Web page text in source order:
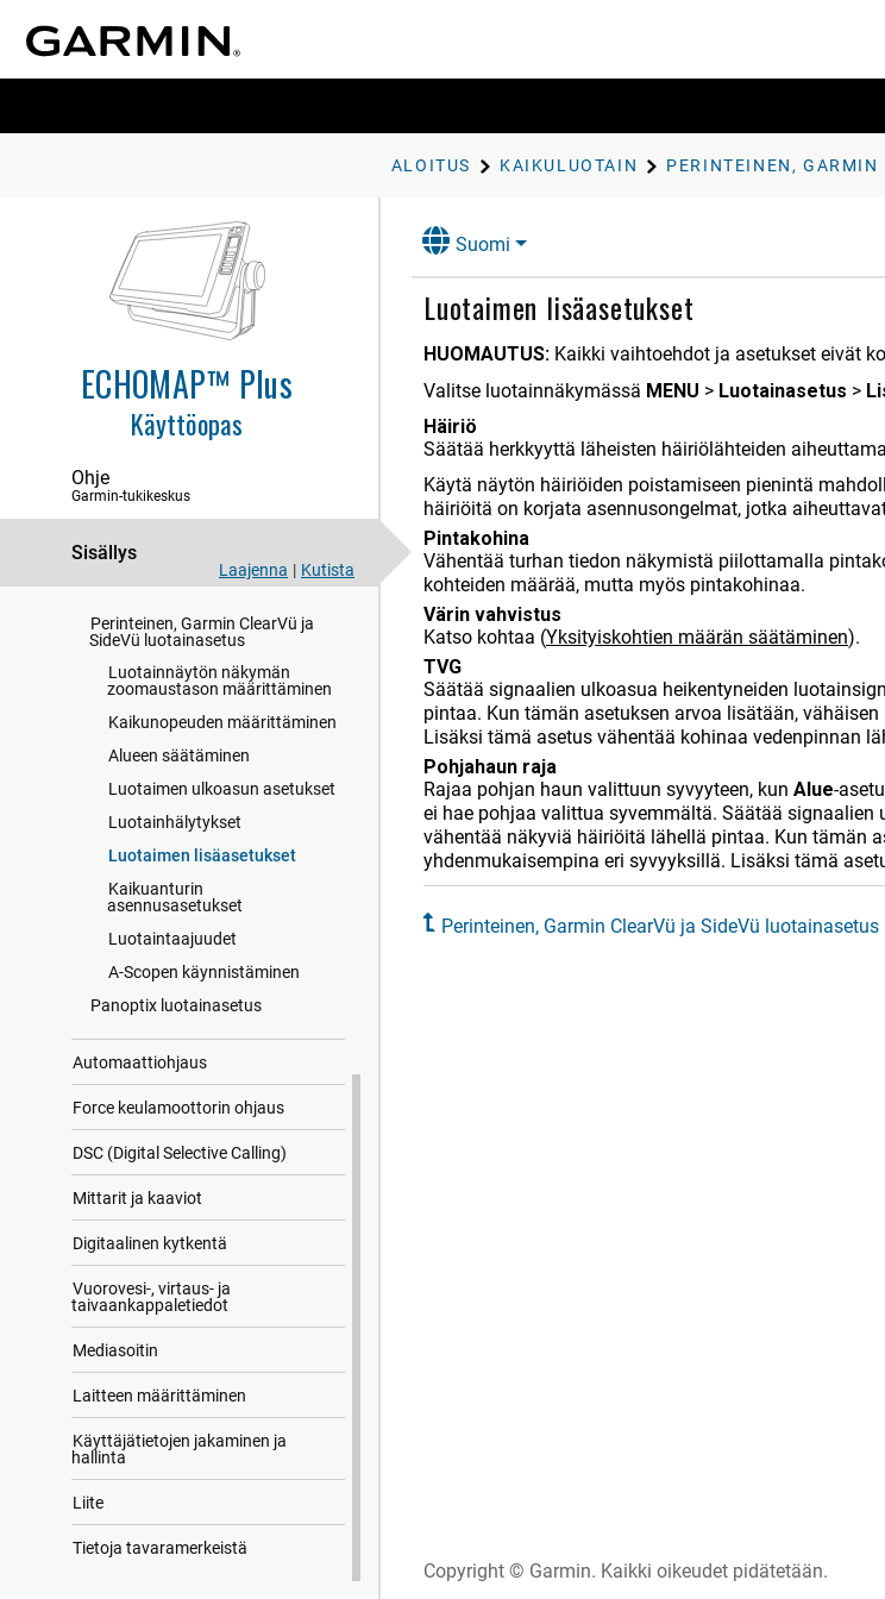
ALOITUS KAIKULUOTAIN
ECHOMAP™ Plus
Käyttöopas
Ohje
Garmin-tukikeskus
Sisällys
Laajenna | Kutista
Kaikuluotain
Garmin SideVü luotainnäkymä
Panoptix luotainnäkymät
Kaikuanturin tyypin valitseminen
Luotainlähteen valitseminen
luotainnäytössä
määrittäminen
Luotaimen jakaminen
Yksityiskohtien määrän
Värien voimakkuuden
säätäminen
Perinteinen, Garmin ClearVü ja
SideVü luotainasetus
Luotainnäytön näkymän
zoomaustason määrittäminen
Kaikunopeuden määrittäminen
Alueen säätäminen
Luotaimen ulkoasun asetukset
Luotainhälytykset
Luotaimen lisäasetukset
Kaikuanturin
asennusasetukset
Luotaintaajuudet
A-Scopen käynnistäminen
Panoptix luotainasetus
Automaattiohjaus
Force keulamoottorin ohjaus
DSC (Digital Selective Calling)
Mittarit ja kaaviot
Digitaalinen kytkentä
Vuorovesi-, virtaus- ja
taivaankappaletiedot
Mediasoitin
Laitteen määrittäminen
Käyttäjätietojen jakaminen ja
hallinta
Liite
Tietoja tavaramerkeistä
Suomi
Luotaimen lisäasetukset
HUOMAUTUS: Kaikki vaihtoehdot ja asetukset eivät
Valitse luotainnäkymässä MENU > Luotainasetus >
Häiriö
Säätää herkkyyttä läheisten häiriölähteiden
Käytä näytön häiriöiden poistamiseen pienintä
häiriöitä on korjata asennusongelmat, jotka
Pintakohina
Vähentää turhan tiedon näkymistä piilottamalla
kohteiden määrää, mutta myös pintakohinaa.
Värin vahvistus
Katso kohtaa (Yksityiskohtien määrän säätäminen).
TVG
Säätää signaalien ulkoasua heikentyneiden
pintaa. Kun tämän asetuksen arvoa lisätään,
Lisäksi tämä asetus vähentää kohinaa vedenpinnan
Pohjahaun raja
Rajaa pohjan haun valittuun syvyyteen, kun Alue-
ei hae pohjaa valittua syvemmältä. Säätää
vähentää näkyviä häiriöitä lähellä pintaa. Kun tämän
yhdenmukaisempina eri syvyyksillä. Lisäksi tämä
Perinteinen, Garmin ClearVü ja SideVü luotainasetus
Copyright © Garmin. Kaikki oikeudet pidätetään.